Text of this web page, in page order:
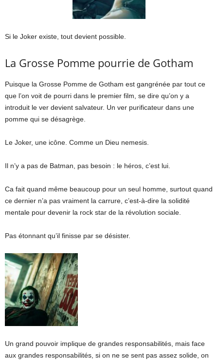
Si le Joker existe, tout devient possible.
La Grosse Pomme pourrie de Gotham
Puisque la Grosse Pomme de Gotham est gangrénée par tout ce
que l’on voit de pourri dans le premier film, se dire qu’on y a
introduit le ver devient salvateur. Un ver purificateur dans une
pomme qui se désagrège.
Le Joker, une icône. Comme un Dieu nemesis.
Il n’y a pas de Batman, pas besoin : le héros, c’est lui.
Ca fait quand même beaucoup pour un seul homme, surtout quand
ce dernier n’a pas vraiment la carrure, c’est-à-dire la solidité
mentale pour devenir la rock star de la révolution sociale.
Pas étonnant qu’il finisse par se désister.
Un grand pouvoir implique de grandes responsabilités, mais face
aux grandes responsabilités, si on ne se sent pas assez solide, on